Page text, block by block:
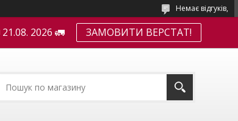
Немає відгуків,
2026 🚛 ЗАМОВИТИ ВЕРСТАТ!